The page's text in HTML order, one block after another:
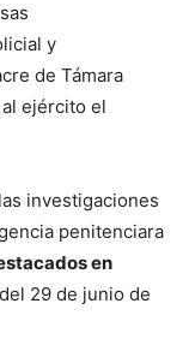
y
de Támara
ejército el
investigaciones
penitenciara
en
del 29 de junio de